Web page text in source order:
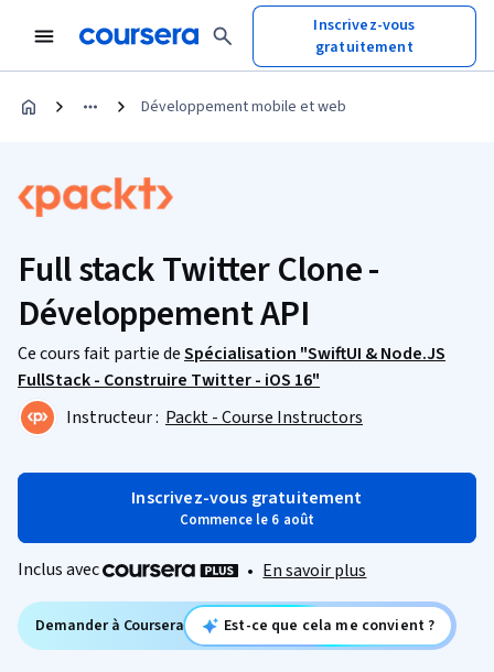
Inscrivez-vous
gratuitement
Développement mobile et web
Full stack Twitter Clone -
Développement API
Ce cours fait partie deSpécialisation "SwiftUI & Node.JS
FullStack - Construire Twitter - iOS 16"
Instructeur : Packt - Course Instructors
Inscrivez-vous gratuitement
Commence le 6 août
Inclus avec • En savoir plus
Demander à Coursera Est-ce que cela me convient ?